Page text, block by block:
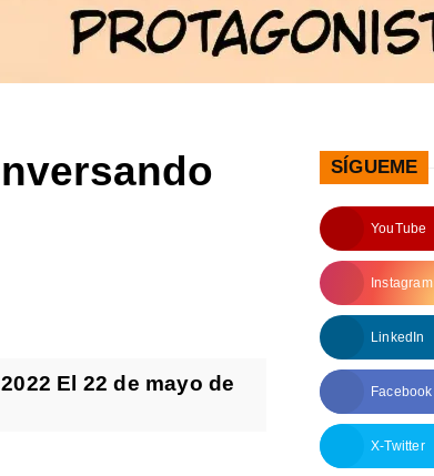
El 22 de mayo de
SÍGUEME
YouTube
Instagram
LinkedIn
Facebook
X-Twitter